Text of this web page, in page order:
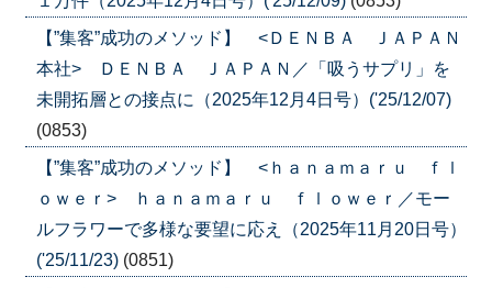
【”集客”成功のメソッド】 <ＤＥＮＢＡ ＪＡＰＡＮ
本社> ＤＥＮＢＡ ＪＡＰＡＮ／「吸うサプリ」を
未開拓層との接点に（2025年12月4日号）('25/12/07)
(0853)
【”集客”成功のメソッド】 <ｈａｎａｍａｒｕ ｆｌ
ｏｗｅｒ> ｈａｎａｍａｒｕ ｆｌｏｗｅｒ／モー
ルフラワーで多様な要望に応え（2025年11月20日号）
('25/11/23) (0851)